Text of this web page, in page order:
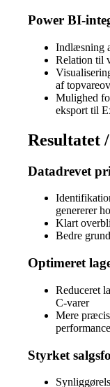
Power BI-
Indlæsning
Relation til
af
Mulighed
eksport til
Resultatet
Datadrevet
genererer
Klart
Bedre
Optimeret
Reduceret
C-varer
Mere
performance
Styrket